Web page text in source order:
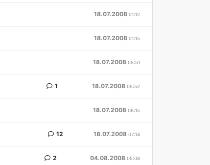
18.07.200801:12
18.07.200801:15
18.07.200805:51
1 18.07.200805:52
18.07.200806:15
12 18.07.200807:14
2 04.08.200805:08